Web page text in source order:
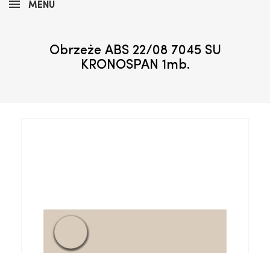
MENU
Obrzeże ABS 22/08 7045 SU
KRONOSPAN 1mb.